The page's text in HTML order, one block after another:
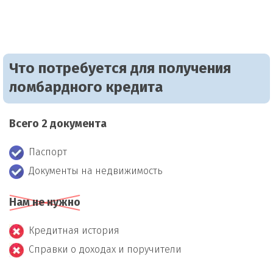
Что потребуется для получения
ломбардного кредита
Всего 2 документа
Паспорт
Документы на недвижимость
Нам не нужно
Кредитная история
Справки о доходах и поручители